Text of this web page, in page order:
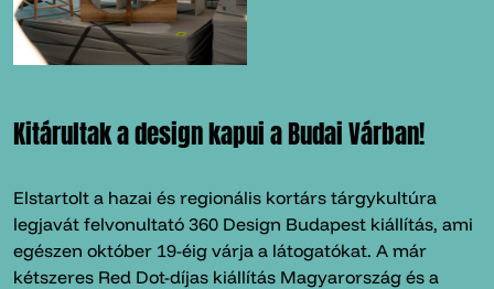
Kitárultak a design kapui a Budai Várban!
Elstartolt a hazai és regionális kortárs tárgykultúra
legjavát felvonultató 360 Design Budapest kiállítás, ami
egészen október 19-éig várja a látogatókat. A már
kétszeres Red Dot-díjas kiállítás Magyarország és a